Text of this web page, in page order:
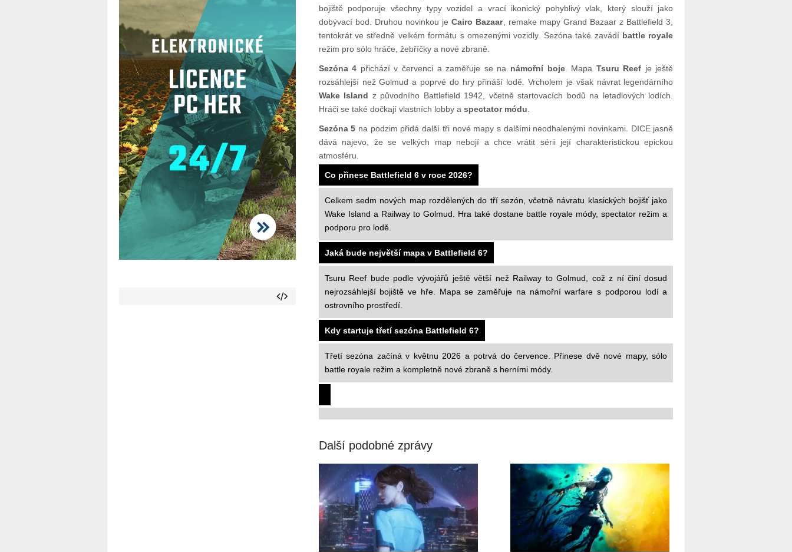
bojiště podporuje všechny typy vozidel a vrací ikonický pohyblivý vlak, který slouží jako
dobývací bod. Druhou novinkou jeCairo Bazaar, remake mapy Grand Bazaar z Battlefield 3,
tentokrát ve středně velkém formátu s omezenými vozidly. Sezóna také zavádí battle royale
režim pro sólo hráče, žebříčky a nové zbraně.
Sezóna 4 přichází v červenci a zaměřuje se na námořní boje. Mapa Tsuru Reef je ještě
rozsáhlejší než Golmud a poprvé do hry přináší lodě. Vrcholem je však návrat legendárního
Wake Island z původního Battlefield 1942, včetně startovacích bodů na letadlových lodích.
Hráči se také dočkají vlastních lobby a spectator módu
Sezóna 5 na podzim přidá další tři nové mapy s dalšími neodhаlenými novinkami. DICE jasně
dává najevo, že se velkých map nebojí a chce vrátit sérii její charakteristickou epickou
atmosféru.
Co přinese Battlefield 6 v roce 2026?
Celkem sedm nových map rozdělených do tří sezón, včetně návratu klasických bojišť jako
Wake Island a Railway to Golmud. Hra také dostane battle royale módy, spectator režim a
podporu pro lodě.
Jaká bude největší mapa v Battlefield 6?
Tsuru Reef bude podle vývojářů ještě větší než Railway to Golmud, což z ní činí dosud
nejrozsáhlejší bojiště ve hře. Mapa se zaměřuje na námořní warfare s podporou lodí a
ostrovního prostředí.
Kdy startuje třetí sezóna Battlefield 6?
Třetí sezóna začíná v květnu 2026 a potrvá do července. Přinese dvě nové mapy, sólo
battle royale režim a kompletně nové zbraně s herními módy.
Další podobné zprávy